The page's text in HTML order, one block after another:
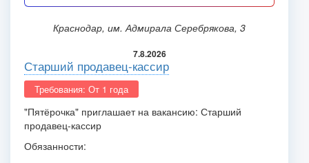
Краснодар, им. Адмирала Серебрякова, 3
7.8.2026
Старший продавец-кассир
Требования: От 1 года
"Пятёрочка" приглашает на вакансию: Старший
продавец-кассир
Обязанности: